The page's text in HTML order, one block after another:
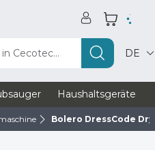
Cecotec... DE
Haushaltsgeräte
Bolero DressCode